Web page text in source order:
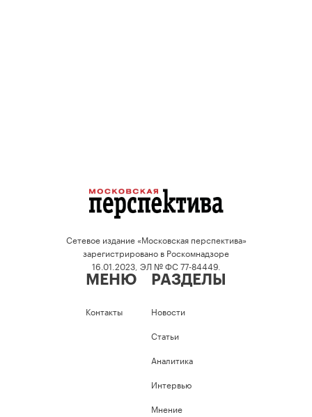
Сетевое издание «Московская перспектива»
зарегистрировано в Роскомнадзоре
16.01.2023, ЭЛ № ФС 77-84449.
МЕНЮ
Контакты
РАЗДЕЛЫ
Новости
Статьи
Аналитика
Интервью
Мнение